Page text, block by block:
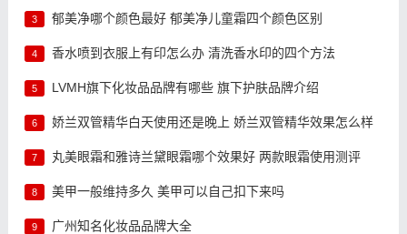
3 郁美净哪个颜色最好 郁美净儿童霜四个颜色区别
4 香水喷到衣服上有印怎么办 清洗香水印的四个方法
5 LVMH旗下化妆品品牌有哪些 旗下护肤品牌介绍
6 娇兰双管精华白天使用还是晚上 娇兰双管精华效果怎么样
7 丸美眼霜和雅诗兰黛眼霜哪个效果好 两款眼霜使用测评
8 美甲一般维持多久 美甲可以自己扣下来吗
9 广州知名化妆品品牌大全